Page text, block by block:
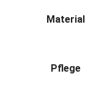
Material
Pflege